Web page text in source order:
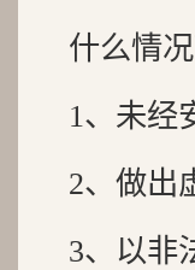
什么情
1、未经
2、做出
3、以非